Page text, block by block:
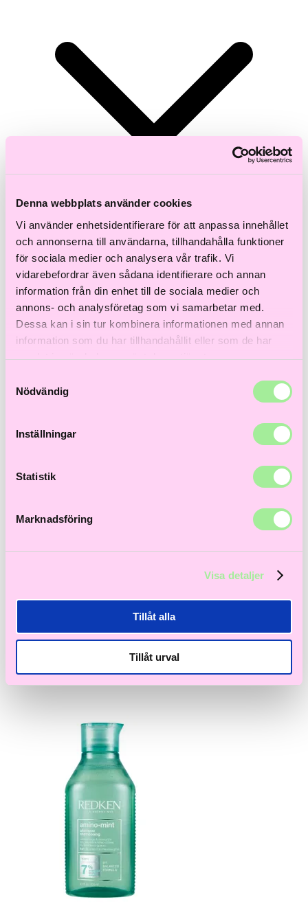
Denna webbplats använder cookies
Vi använder enhetsidentifierare för att anpassa innehållet
och annonserna till användarna, tillhandahålla funktioner
för sociala medier och analysera vår trafik. Vi
vidarebefordrar även sådana identifierare och annan
information från din enhet till de sociala medier och
annons- och analysföretag som vi samarbetar med.
Dessa kan i sin tur kombinera informationen med annan
information som du har tillhandahållit eller som de har
samlat in när du har använt deras tjänster.
Nödvändig
Inställningar
Statistik
Marknadsföring
Visa detaljer
Tillåt alla
Tillåt urval